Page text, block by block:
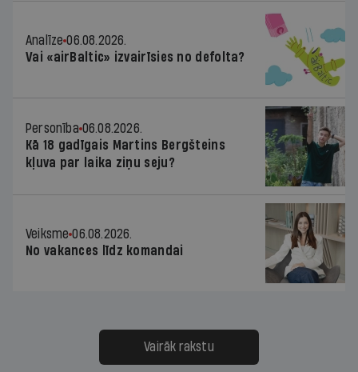
Analīze 06.08.2026.
Vai «airBaltic» izvairīsies no defolta?
Personība 06.08.2026.
Kā 18 gadīgais Martins Bergšteins
kļuva par laika ziņu seju?
Veiksme 06.08.2026.
No vakances līdz komandai
Vairāk rakstu